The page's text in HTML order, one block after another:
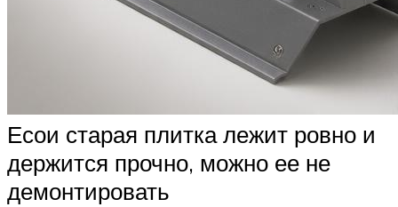
Есои старая плитка лежит ровно и
держится прочно, можно ее не
демонтировать